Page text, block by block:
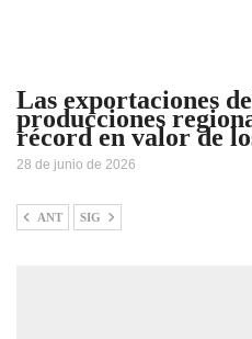
Las exportaciones
producciones
récord en valor de
28 de junio de 2026
ANT SIG